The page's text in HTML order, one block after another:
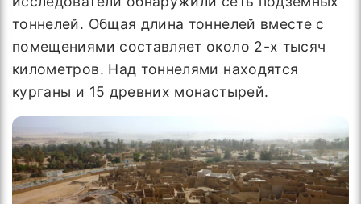
тоннелей. Общая длина тоннелей вместе с
помещениями составляет около 2-х тысяч
километров. Над тоннелями находятся
курганы и 15 древних монастырей.